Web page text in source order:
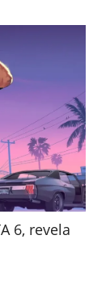
6, revela